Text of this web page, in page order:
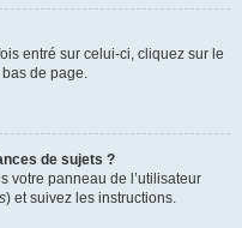
entré sur celui-ci, cliquez sur le
de page.
de sujets ?
votre panneau de l’utilisateur
) et suivez les instructions.